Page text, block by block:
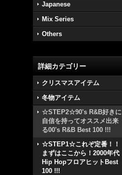
Japanese
Mix Series
Others
詳細カテゴリー
クリスマスアイテム
冬物アイテム
☆STEP2☆90's R&B好きに
自信を持ってオススメ出来
る00's R&B Best 100 !!!
☆STEP1☆これぞ定番！！
まずはここから！2000年代
Hip HopフロアヒットBest
100 !!!